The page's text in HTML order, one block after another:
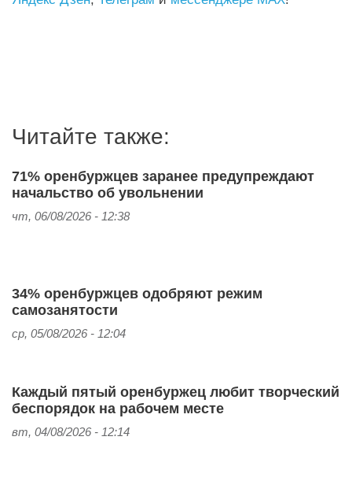
Читайте также:
71% оренбуржцев заранее предупреждают
начальство об увольнении
чт, 06/08/2026 - 12:38
34% оренбуржцев одобряют режим
самозанятости
ср, 05/08/2026 - 12:04
Каждый пятый оренбуржец любит творческий
беспорядок на рабочем месте
вт, 04/08/2026 - 12:14